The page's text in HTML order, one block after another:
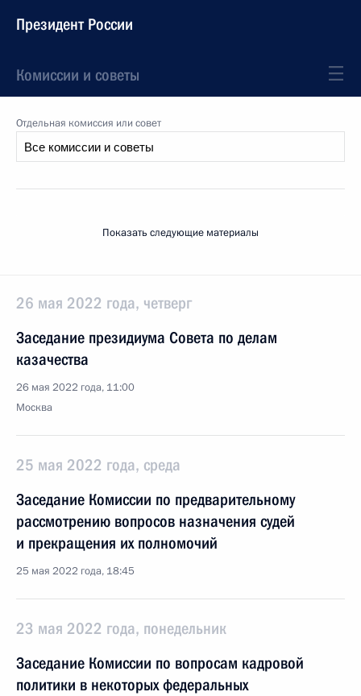
Президент России
Комиссии и советы
Отдельная комиссия или совет
Показать следующие материалы
26 мая 2022 года, четверг
Заседание президиума Совета по делам
казачества
26 мая 2022 года, 11:00
Москва
25 мая 2022 года, среда
Заседание Комиссии по предварительному
рассмотрению вопросов назначения судей
и прекращения их полномочий
25 мая 2022 года, 18:45
23 мая 2022 года, понедельник
Заседание Комиссии по вопросам кадровой
политики в некоторых федеральных